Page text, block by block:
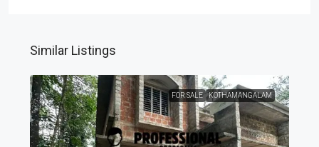
Similar Listings
FOR SALE KOTHAMANGALAM